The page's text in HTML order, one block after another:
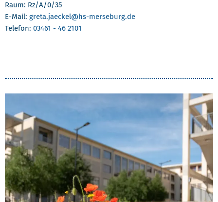
Raum: Rz/A/0/35
E-Mail: greta.jaeckel@hs-merseburg.de
Telefon: 03461 - 46 2101